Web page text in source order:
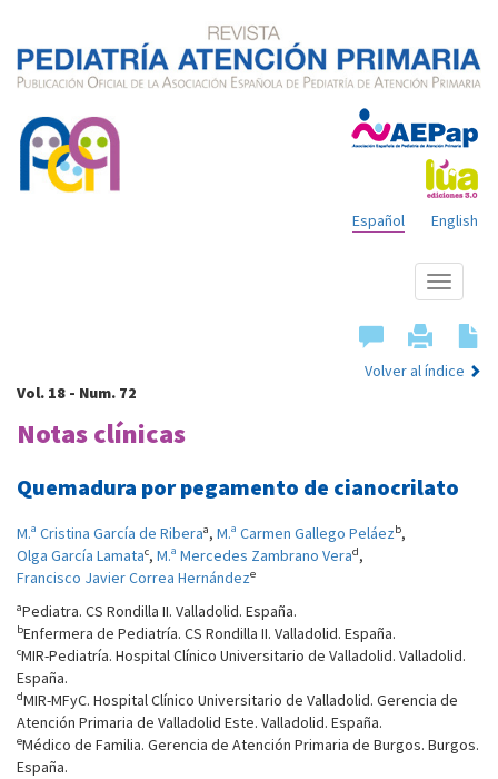
English
Español
Mostrar
menú
Volver al índice
Vol. 18 - Num. 72
Notas clínicas
Quemadura por pegamento de cianocrilato
M.ª Cristina García de Riberaa, M.ª Carmen Gallego Peláezb,
Olga García Lamatac, M.ª Mercedes Zambrano Verad,
Francisco Javier Correa Hernándeze
aPediatra. CS Rondilla II. Valladolid. España.
bEnfermera de Pediatría. CS Rondilla II. Valladolid. España.
cMIR-Pediatría. Hospital Clínico Universitario de Valladolid. Valladolid.
España.
dMIR-MFyC. Hospital Clínico Universitario de Valladolid. Gerencia de
Atención Primaria de Valladolid Este. Valladolid. España.
eMédico de Familia. Gerencia de Atención Primaria de Burgos. Burgos.
España.